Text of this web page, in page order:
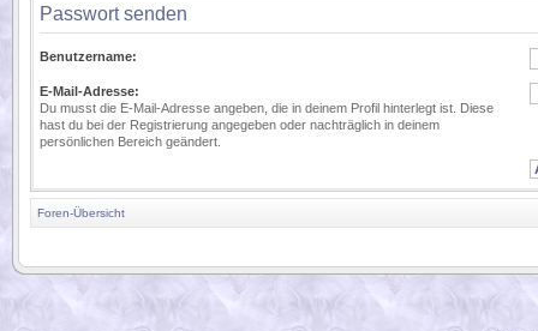
Passwort senden
Benutzername:
E-Mail-Adresse:
Du musst die E-Mail-Adresse angeben, die in deinem Profil hinterlegt ist. Diese
hast du bei der Registrierung angegeben oder nachträglich in deinem
persönlichen Bereich geändert.
Foren-Übersicht
.